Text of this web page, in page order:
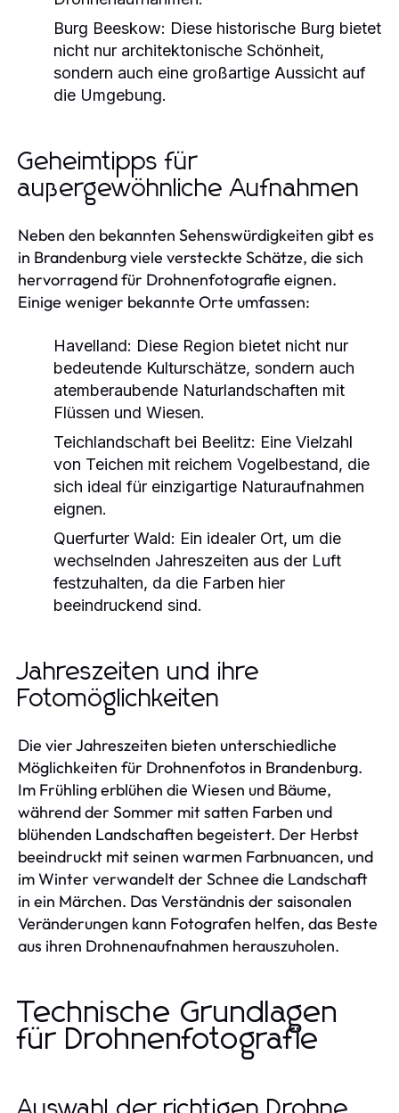
Burg Beeskow: Diese historische Burg bietet
nicht nur architektonische Schönheit,
sondern auch eine großartige Aussicht auf
die Umgebung.
Geheimtipps für
außergewöhnliche Aufnahmen
Neben den bekannten Sehenswürdigkeiten gibt es
in Brandenburg viele versteckte Schätze, die sich
hervorragend für Drohnenfotografie eignen.
Einige weniger bekannte Orte umfassen:
Havelland: Diese Region bietet nicht nur
bedeutende Kulturschätze, sondern auch
atemberaubende Naturlandschaften mit
Flüssen und Wiesen.
Teichlandschaft bei Beelitz: Eine Vielzahl
von Teichen mit reichem Vogelbestand, die
sich ideal für einzigartige Naturaufnahmen
eignen.
Querfurter Wald: Ein idealer Ort, um die
wechselnden Jahreszeiten aus der Luft
festzuhalten, da die Farben hier
beeindruckend sind.
Jahreszeiten und ihre
Fotomöglichkeiten
Die vier Jahreszeiten bieten unterschiedliche
Möglichkeiten für Drohnenfotos in Brandenburg.
Im Frühling erblühen die Wiesen und Bäume,
während der Sommer mit satten Farben und
blühenden Landschaften begeistert. Der Herbst
beeindruckt mit seinen warmen Farbnuancen, und
im Winter verwandelt der Schnee die Landschaft
in ein Märchen. Das Verständnis der saisonalen
Veränderungen kann Fotografen helfen, das Beste
aus ihren Drohnenaufnahmen herauszuholen.
Technische Grundlagen
für Drohnenfotografie